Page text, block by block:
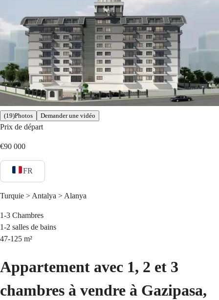
(19)Photos Demander une vidéo
Prix de départ
€90 000
FR
Turquie > Antalya > Alanya
1-3 Chambres
1-2 salles de bains
47-125 m²
Appartement avec 1, 2 et 3
chambres à vendre à Gazipasa,